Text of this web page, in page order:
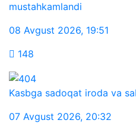
mustahkamlandi
08 Avgust 2026, 19:51
148
Kasbga sadoqat iroda va
07 Avgust 2026, 20:32